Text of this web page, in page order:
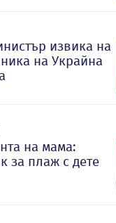
извика на
на Украйна
на мама:
за плаж с дете